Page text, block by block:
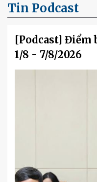
Tin Podcast
[Podcast] Điểm
1/8 - 7/8/2026